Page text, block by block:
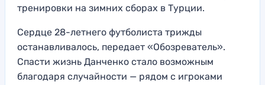
тренировки на зимних сборах в Турции.
Сердце 28-летнего футболиста трижды
останавливалось, передает «Обозреватель».
Спасти жизнь Данченко стало возможным
благодаря случайности — рядом с игроками